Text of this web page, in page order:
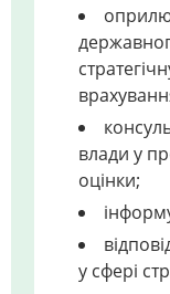
влади у
оцінки;
у сфері